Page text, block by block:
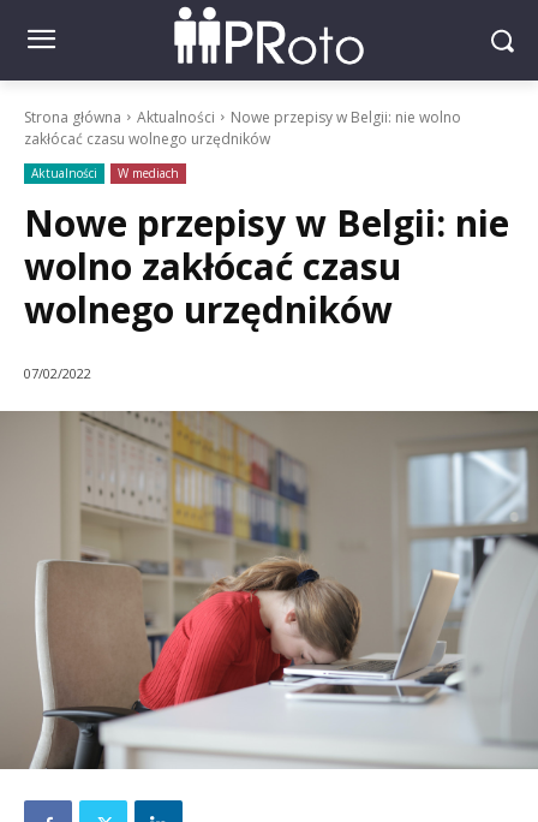
Strona główna Aktualności
Nowe przepisy w Belgii: nie wolno
zakłócać czasu wolnego urzędników
Aktualności W mediach
Nowe przepisy w Belgii: nie
wolno zakłócać czasu
wolnego urzędników
07/02/2022